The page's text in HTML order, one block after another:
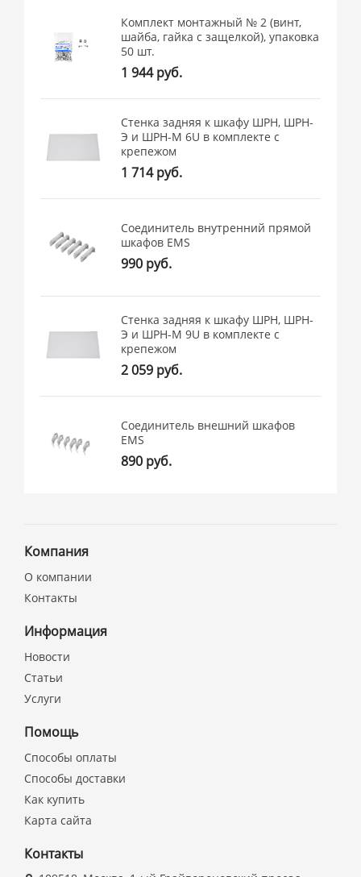
Комплект монтажный № 2 (винт,
шайба, гайка с защелкой), упаковка
50 шт.
1 944 руб.
Стенка задняя к шкафу ШРН, ШРН-
Э и ШРН-М 6U в комплекте с
крепежом
1 714 руб.
Соединитель внутренний прямой
шкафов EMS
990 руб.
Стенка задняя к шкафу ШРН, ШРН-
Э и ШРН-М 9U в комплекте с
крепежом
2 059 руб.
Соединитель внешний шкафов
EMS
890 руб.
Компания
О компании
Контакты
Информация
Новости
Статьи
Услуги
Помощь
Способы оплаты
Способы доставки
Как купить
Карта сайта
Контакты